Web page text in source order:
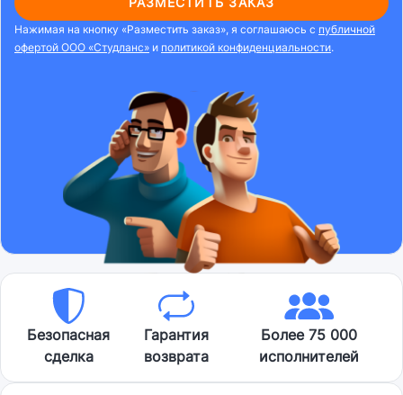
Нажимая на кнопку «Разместить заказ», я соглашаюсь с публичной
офертой ООО «Студланс» и политикой конфиденциальности.
Безопасная
сделка
Гарантия
возврата
Более 75 000
исполнителей